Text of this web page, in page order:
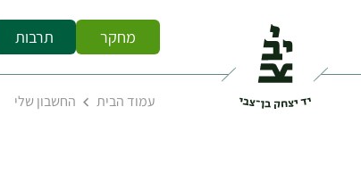
מחקר תרבות
עמוד הבית החשבון שלי